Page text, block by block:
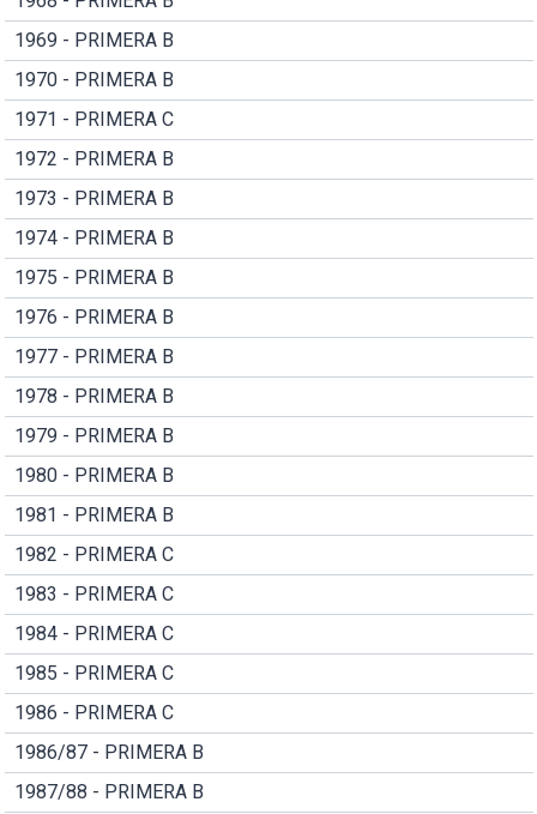
1969 - PRIMERA B
1970 - PRIMERA B
1971 - PRIMERA C
1972 - PRIMERA B
1973 - PRIMERA B
1974 - PRIMERA B
1975 - PRIMERA B
1976 - PRIMERA B
1977 - PRIMERA B
1978 - PRIMERA B
1979 - PRIMERA B
1980 - PRIMERA B
1981 - PRIMERA B
1982 - PRIMERA C
1983 - PRIMERA C
1984 - PRIMERA C
1985 - PRIMERA C
1986 - PRIMERA C
1986/87 - PRIMERA B
1987/88 - PRIMERA B